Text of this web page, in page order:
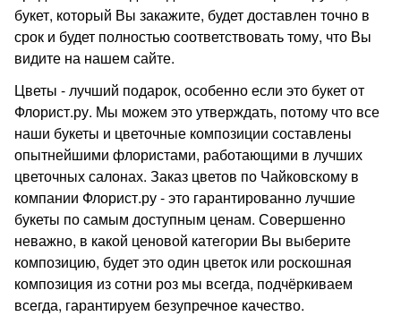
букет, который Вы закажите, будет доставлен точно в
срок и будет полностью соответствовать тому, что Вы
видите на нашем сайте.
Цветы - лучший подарок, особенно если это букет от
Флорист.ру. Мы можем это утверждать, потому что все
наши букеты и цветочные композиции составлены
опытнейшими флористами, работающими в лучших
цветочных салонах. Заказ цветов по Чайковскому в
компании Флорист.ру - это гарантированно лучшие
букеты по самым доступным ценам. Совершенно
неважно, в какой ценовой категории Вы выберите
композицию, будет это один цветок или роскошная
композиция из сотни роз мы всегда, подчёркиваем
всегда, гарантируем безупречное качество.